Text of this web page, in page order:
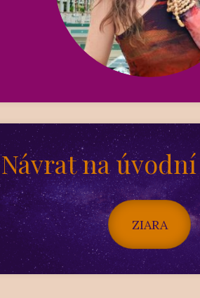
Návrat na
ZIARA